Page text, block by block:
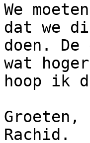
We
dat we
doen.
wat
hoop ik
Groeten,
Rachid.